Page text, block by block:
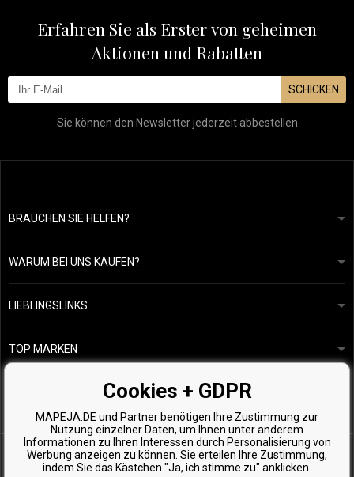
Erfahren Sie als Erster von geheimen
Aktionen und Rabatten
SCHICKEN
Sie können den Newsletter jederzeit abbestellen
BRAUCHEN SIE HELFEN?
info@mapeja.de
Wir werden innerhalb von 24 Stunden antworten.
WARUM BEI UNS KAUFEN?
Allgemeine geschäftsbedingungen
Datenschutzerklärung
Übersicht über Zahlungen und Versand
Rückgabe von Waren
LIEBLINGSLINKS
Unsere Geschichte
Kostenlose Produktproben
TOP MARKEN
Kérastase
Wella Professionals
Zenz Organic
Cookies + GDPR
MAPEJA.DE und Partner benötigen Ihre Zustimmung zur
Nutzung einzelner Daten, um Ihnen unter anderem
Informationen zu Ihren Interessen durch Personalisierung von
Werbung anzeigen zu können. Sie erteilen Ihre Zustimmung,
indem Sie das Kästchen "Ja, ich stimme zu" anklicken.